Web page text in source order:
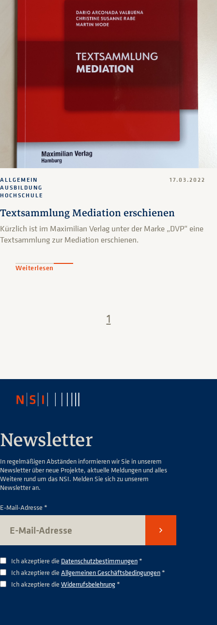
Textsammlung Mediation erschienen
ALLGEMEIN
AUSBILDUNG
HOCHSCHULE
17.03.2022
Kürzlich ist im Maximilian Verlag unter der Marke „DVP“ eine
Textsammlung zur Mediation erschienen.
Weiterlesen
1
Newsletter
In regelmäßigen Abständen informieren wir Sie in unserem
Newsletter über neue Projekte, aktuelle Meldungen und alles
Weitere rund um das NSI. Melden Sie sich zu unserem
Newsletter an.
E-Mail-Adresse *
Senden
Ich akzeptiere die Datenschutzbestimmungen*
Ich akzeptiere die Allgemeinen Geschäftsbedingungen*
Ich akzeptiere die Widerrufsbelehrung*